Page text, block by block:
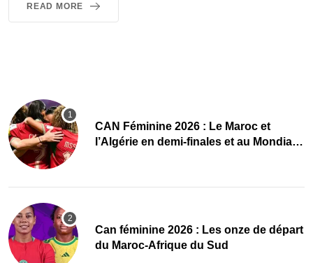
READ MORE
CAN Féminine 2026 : Le Maroc et
l’Algérie en demi-finales et au Mondial
‎Can féminine 2026 : Les onze de départ
du Maroc-Afrique du Sud